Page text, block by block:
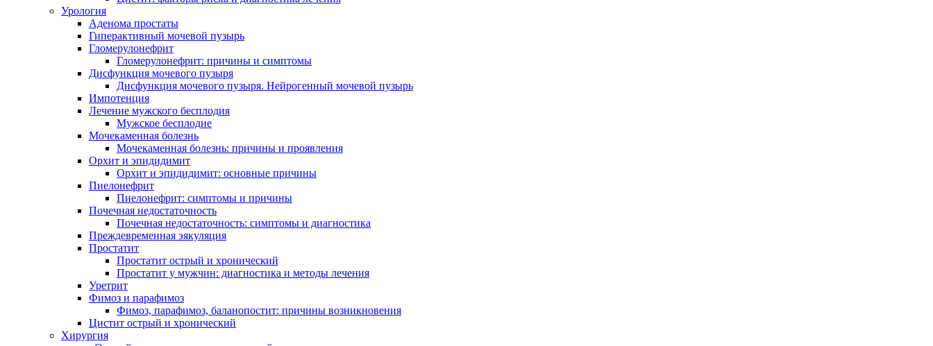
Урология
Аденома простаты
Гиперактивный мочевой пузырь
Гломерулонефрит
Гломерулонефрит: причины и симптомы
Дисфункция мочевого пузыря
Дисфункция мочевого пузыря. Нейрогенный мочевой пузырь
Импотенция
Лечение мужского бесплодия
Мужское бесплодие
Мочекаменная болезнь
Мочекаменная болезнь: причины и проявления
Орхит и эпидидимит
Орхит и эпидидимит: основные причины
Пиелонефрит
Пиелонефрит: симптомы и причины
Почечная недостаточность
Почечная недостаточность: симптомы и диагностика
Преждевременная эякуляция
Простатит
Простатит острый и хронический
Простатит у мужчин: диагностика и методы лечения
Уретрит
Фимоз и парафимоз
Фимоз, парафимоз, баланопостит: причины возникновения
Цистит острый и хронический
Хирургия